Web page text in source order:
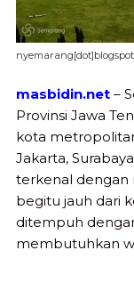
masbidin.net –
Provinsi Jawa
kota
Jakarta,
terkenal dengan
begitu jauh dari
ditempuh
membutuhkan